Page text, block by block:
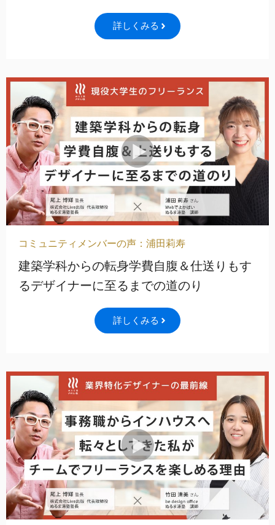
詳しくみる
コミュニティメンバーの声：浦田莉寿
建築学科からの転身学費自腹＆仕送りもす
るデザイナーに至るまでの道のり
詳しくみる